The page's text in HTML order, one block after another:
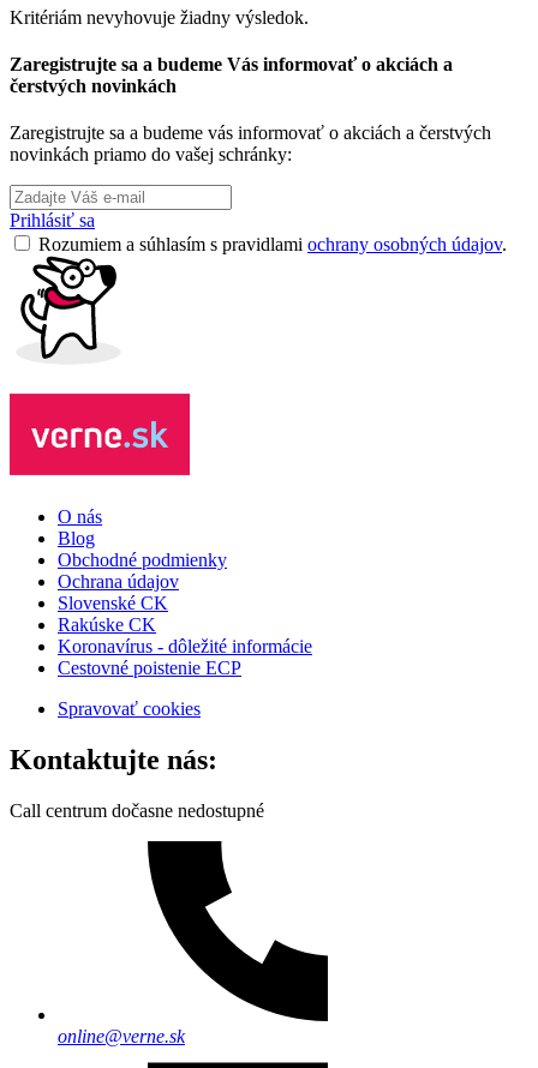
Kritériám nevyhovuje žiadny výsledok.
Zaregistrujte sa a budeme Vás informovať o akciách a
čerstvých novinkách
Zaregistrujte sa a budeme vás informovať o akciách a čerstvých
novinkách priamo do vašej schránky:
Prihlásiť sa
Rozumiem a súhlasím s pravidlami ochrany osobných údajov.
O nás
Blog
Obchodné podmienky
Ochrana údajov
Slovenské CK
Rakúske CK
Koronavírus - dôležité informácie
Cestovné poistenie ECP
Spravovať cookies
Kontaktujte nás:
Call centrum dočasne nedostupné
online@verne.sk